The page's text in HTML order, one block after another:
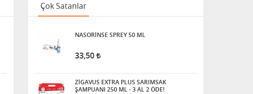
Çok Satanlar
NASORİNSE SPREY 50 ML
33,50
ZİGAVUS EXTRA PLUS SARIMSAK
ŞAMPUANI 250 ML - 3 AL 2 ÖDE!